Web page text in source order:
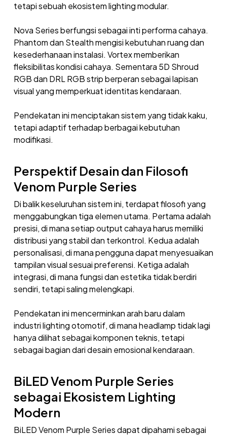
tetapi sebuah ekosistem lighting modular.
Nova Series berfungsi sebagai inti performa cahaya.
Phantom dan Stealth mengisi kebutuhan ruang dan
kesederhanaan instalasi. Vortex memberikan
fleksibilitas kondisi cahaya. Sementara 5D Shroud
RGB dan DRL RGB strip berperan sebagai lapisan
visual yang memperkuat identitas kendaraan.
Pendekatan ini menciptakan sistem yang tidak kaku,
tetapi adaptif terhadap berbagai kebutuhan
modifikasi.
Perspektif Desain dan Filosofi
Venom Purple Series
Di balik keseluruhan sistem ini, terdapat filosofi yang
menggabungkan tiga elemen utama. Pertama adalah
presisi, di mana setiap output cahaya harus memiliki
distribusi yang stabil dan terkontrol. Kedua adalah
personalisasi, di mana pengguna dapat menyesuaikan
tampilan visual sesuai preferensi. Ketiga adalah
integrasi, di mana fungsi dan estetika tidak berdiri
sendiri, tetapi saling melengkapi.
Pendekatan ini mencerminkan arah baru dalam
industri lighting otomotif, di mana headlamp tidak lagi
hanya dilihat sebagai komponen teknis, tetapi
sebagai bagian dari desain emosional kendaraan.
BiLED Venom Purple Series
sebagai Ekosistem Lighting
Modern
BiLED Venom Purple Series dapat dipahami sebagai